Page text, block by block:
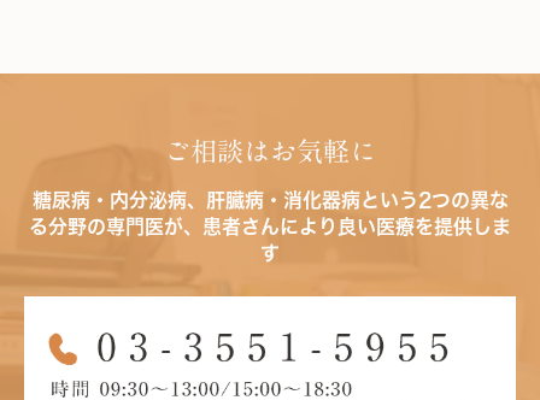
ご相談はお気軽に
糖尿病・内分泌病、肝臓病・消化器病という2つの異な
る分野の専門医が、患者さんにより良い医療を提供しま
す